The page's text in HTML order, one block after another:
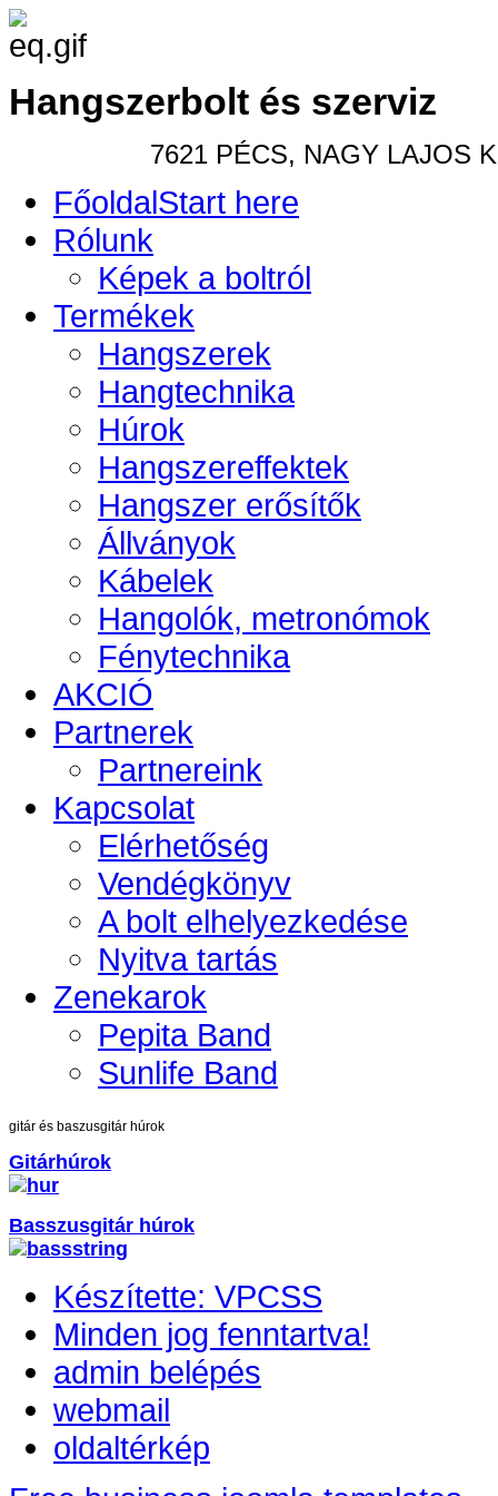
Hangszerbolt és szerviz
7621 PÉCS, NAGY LAJOS
FőoldalStart here
Rólunk
Képek a boltról
Termékek
Hangszerek
Hangtechnika
Húrok
Hangszereffektek
Hangszer erősítők
Állványok
Kábelek
Hangolók, metronómok
Fénytechnika
AKCIÓ
Partnerek
Partnereink
Kapcsolat
Elérhetőség
Vendégkönyv
A bolt elhelyezkedése
Nyitva tartás
Zenekarok
Pepita Band
Sunlife Band
gitár és baszusgitár húrok
Gitárhúrok
Basszusgitár húrok
Készítette: VPCSS
Minden jog fenntartva!
admin belépés
webmail
oldaltérkép